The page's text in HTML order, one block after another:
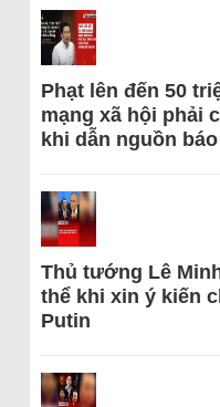
Phạt lên đến 50
mạng xã hội phải
khi dẫn nguồn
Thủ tướng Lê
thể khi xin ý kiến
Putin